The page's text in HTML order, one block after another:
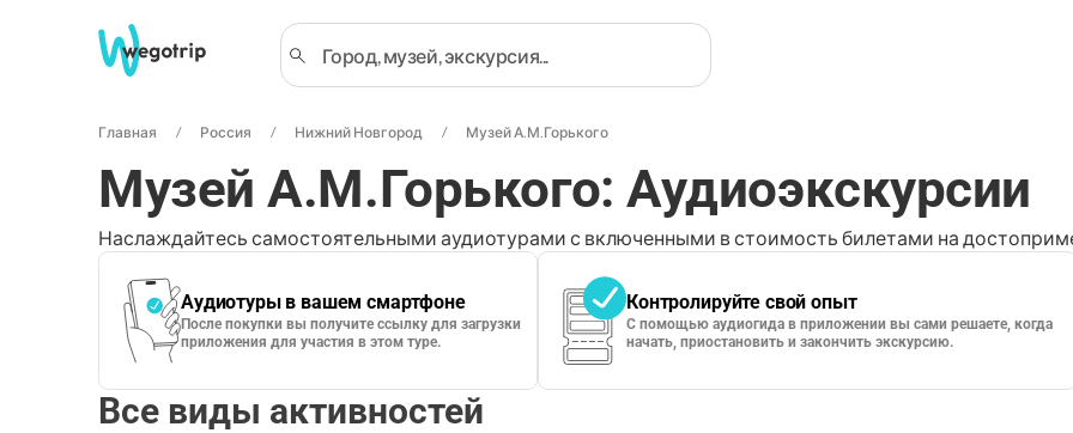
Главная Россия Нижний Новгород Музей А.М.Горького
Музей А.М.Горького: Аудиоэкскурсии
Наслаждайтесь самостоятельными аудиотурами с включенными в стоимость билетами на
Аудиотуры в вашем смартфоне
После покупки вы получите ссылку для загрузки
приложения для участия в этом туре.
Контролируйте свой опыт
С помощью аудиогида в приложении вы сами решаете, когда
начать, приостановить и закончить экскурсию.
Все виды активностей